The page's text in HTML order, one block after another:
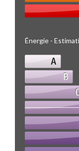
Énergie -